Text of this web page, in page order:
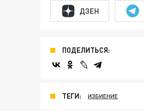
ДЗЕН
ПОДЕЛИТЬСЯ:
ТЕГИ: ИЗБИЕНИЕ